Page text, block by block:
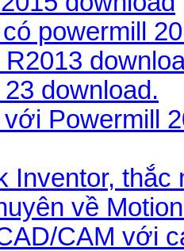
powermill
download.
Powermill
Inventor, thắc
về
CAM với